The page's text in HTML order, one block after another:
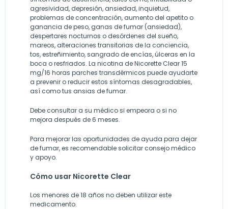
agresividad, depresión, ansiedad, inquietud,
problemas de concentración, aumento del apetito o
ganancia de peso, ganas de fumar (ansiedad),
despertares nocturnos o desórdenes del sueño,
mareos, alteraciones transitorias de la conciencia,
tos, estreñimiento, sangrado de encías, úlceras en la
boca o resfriados. La nicotina de Nicorette Clear 15
mg/16 horas parches transdérmicos puede ayudarte
a prevenir o reducir estos síntomas desagradables,
así como tus ansias de fumar.
Debe consultar a su médico si empeora o si no
mejora después de 6 meses.
Para mejorar las oportunidades de ayuda para dejar
de fumar, es recomendable solicitar consejo médico
y apoyo.
Cómo usar Nicorette Clear
Los menores de 18 años no deben utilizar este
medicamento.